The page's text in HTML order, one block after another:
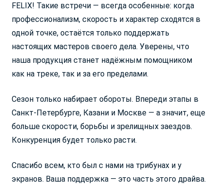
FELIX! Такие встречи — всегда особенные: когда
профессионализм, скорость и характер сходятся в
одной точке, остаётся только поддержать
настоящих мастеров своего дела. Уверены, что
наша продукция станет надёжным помощником
как на треке, так и за его пределами.
Сезон только набирает обороты. Впереди этапы в
Санкт-Петербурге, Казани и Москве — а значит, еще
больше скорости, борьбы и зрелищных заездов.
Конкуренция будет только расти.
Спасибо всем, кто был с нами на трибунах и у
экранов. Ваша поддержка — это часть этого драйва.